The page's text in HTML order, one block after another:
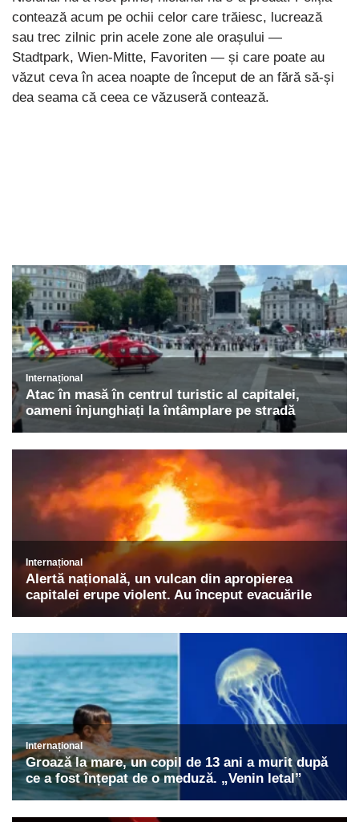
contează acum pe ochii celor care trăiesc, lucrează
sau trec zilnic prin acele zone ale orașului —
Stadtpark, Wien-Mitte, Favoriten — și care poate au
văzut ceva în acea noapte de început de an fără să-și
dea seama că ceea ce văzuseră contează.